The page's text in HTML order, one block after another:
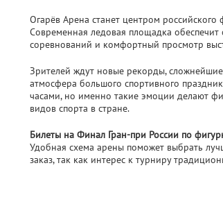
Огарёв Арена станет центром
Современная ледовая площадка
соревнований и комфортный просмотр
Зрителей ждут новые рекорды,
атмосфера большого спортивного
часами, но именно такие эмоции делают
видов спорта в стране.
Билеты на Финал Гран-при России по
Удобная схема арены поможет выбрать
заказ, так как интерес к турниру